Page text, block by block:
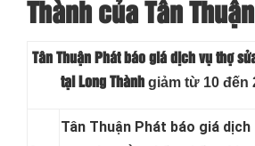
Thành của Tân
Tân Thuận Phát báo giá dịch vụ thợ
tại Long Thành giảm từ 10 đến
Tân Thuận Phát báo giá dịch